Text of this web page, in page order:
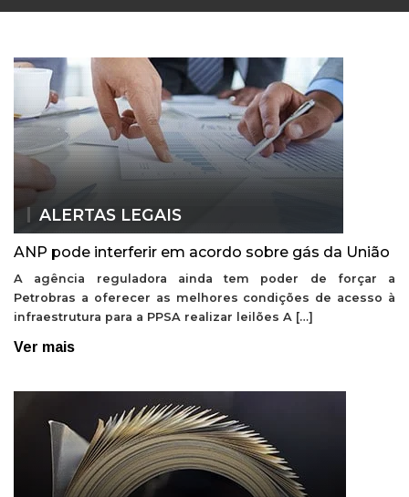
ALERTAS LEGAIS
ANP pode interferir em acordo sobre gás da União
A agência reguladora ainda tem poder de forçar a
Petrobras a oferecer as melhores condições de acesso à
infraestrutura para a PPSA realizar leilões A […]
Ver mais